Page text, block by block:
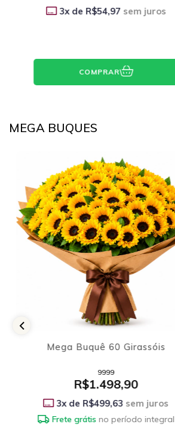
3x de R$64,97sem juros
COMPRAR
MEGA BUQUES
Buque 100 Rosas Vermelhas
9021
R$3.998,90
3x de R$1.332,97sem juros
Frete grátis no período integral